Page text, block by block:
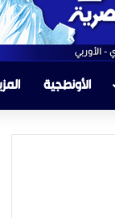
الأونطجية